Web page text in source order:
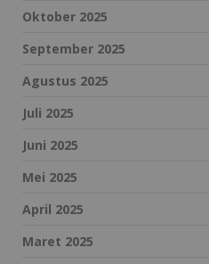
Oktober 2025
September 2025
Agustus 2025
Juli 2025
Juni 2025
Mei 2025
April 2025
Maret 2025